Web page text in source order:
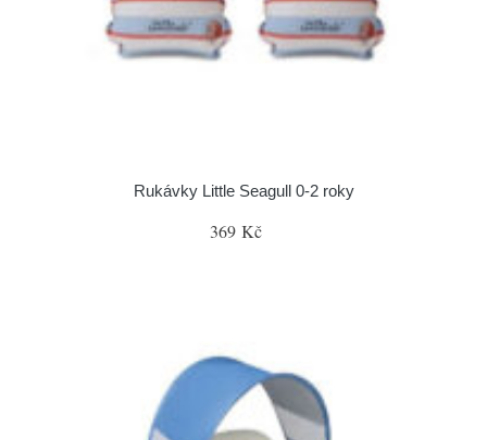
Rukávky Little Seagull 0-2 roky
369 Kč